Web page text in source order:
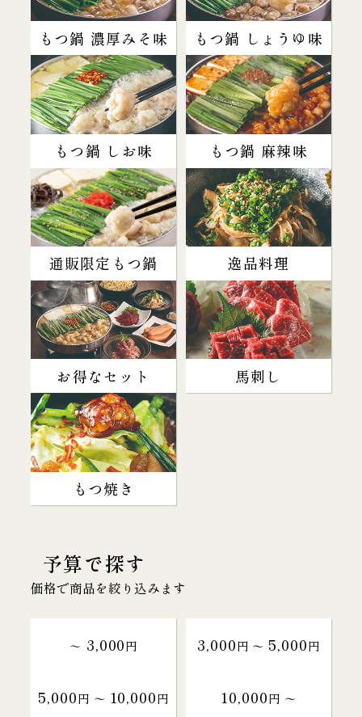
もつ鍋 濃厚みそ味 もつ鍋 しょうゆ味
もつ鍋 しお味 もつ鍋 麻辣味
通販限定もつ鍋 逸品料理
お得なセット 馬刺し
もつ焼き
予算で探す
価格で商品を絞り込みます
～ 3,000円 3,000円 〜 5,000円
5,000円 〜 10,000円 10,000円 〜